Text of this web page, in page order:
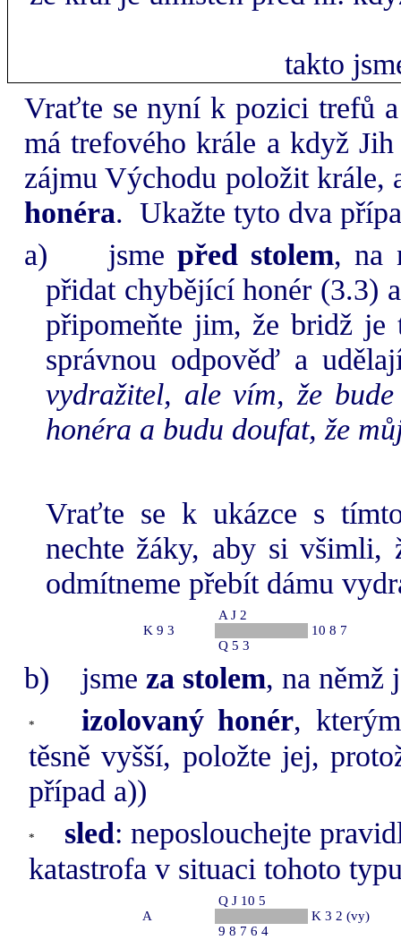
takto
Vraťte se nyní k pozici trefů
má trefového krále a když
zájmu Východu položit
honéra. Ukažte tyto dva
a)
jsme před stolem, na
přidat chybějící honér (3.3)
připomeňte jim, že bridž je
správnou odpověď a
vydražitel, ale vím, že
honéra a budu doufat, že
Vraťte se k ukázce s
nechte žáky, aby si všimli,
odmítneme přebít dámu
A J 2
K 9 3
10 8 7
Q 5 3
b) jsme za stolem, na němž
izolovaný honér,
těsně vyšší, položte jej,
případ a))
sled: neposlouchejte
katastrofa v situaci tohoto
Q J 10 5
A
K 3 2 (vy)
9 8 7 6 4